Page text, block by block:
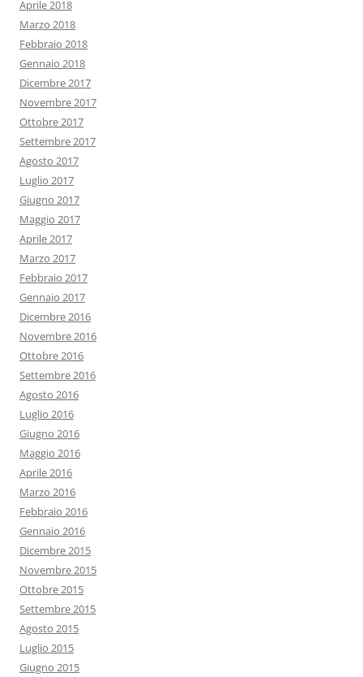
Aprile 2018
Marzo 2018
Febbraio 2018
Gennaio 2018
Dicembre 2017
Novembre 2017
Ottobre 2017
Settembre 2017
Agosto 2017
Luglio 2017
Giugno 2017
Maggio 2017
Aprile 2017
Marzo 2017
Febbraio 2017
Gennaio 2017
Dicembre 2016
Novembre 2016
Ottobre 2016
Settembre 2016
Agosto 2016
Luglio 2016
Giugno 2016
Maggio 2016
Aprile 2016
Marzo 2016
Febbraio 2016
Gennaio 2016
Dicembre 2015
Novembre 2015
Ottobre 2015
Settembre 2015
Agosto 2015
Luglio 2015
Giugno 2015